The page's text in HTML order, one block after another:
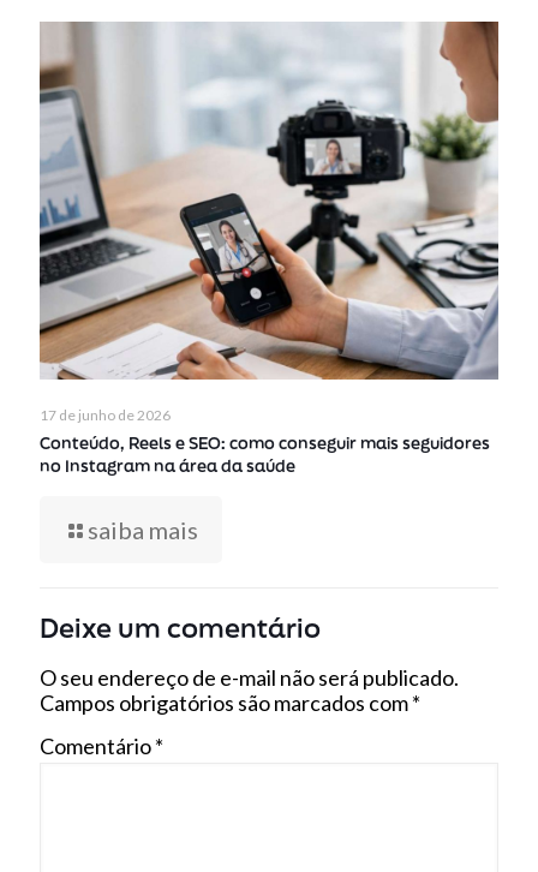
17 de junho de 2026
Conteúdo, Reels e SEO: como conseguir mais seguidores
no Instagram na área da saúde
saiba mais
Deixe um comentário
O seu endereço de e-mail não será publicado.
Campos obrigatórios são marcados com*
Comentário*